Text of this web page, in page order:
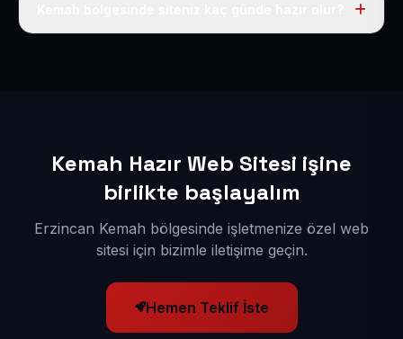
Kemah Hazır Web Sitesi işine
birlikte başlayalım
Erzincan Kemah bölgesinde işletmenize özel web
sitesi için bizimle iletişime geçin.
Hemen Teklif İste